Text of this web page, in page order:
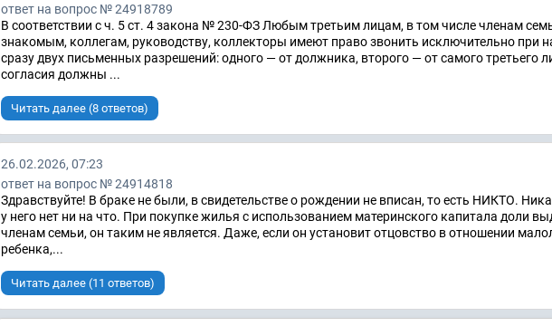
ответ на вопрос № 24918789
В соответствии с ч. 5 ст. 4 закона № 230-ФЗ Любым третьим лицам, в том числе членам
знакомым, коллегам, руководству, коллекторы имеют право звонить исключительно при
сразу двух письменных разрешений: одного — от должника, второго — от самого третьего
согласия должны ...
Читать далее (8 ответов)
26.02.2026, 07:23
ответ на вопрос № 24914818
Здравствуйте! В браке не были, в свидетельстве о рождении не вписан, то есть НИКТО.
у него нет ни на что. При покупке жилья с использованием материнского капитала доли
членам семьи, он таким не является. Даже, если он установит отцовство в отношении
ребенка,...
Читать далее (11 ответов)